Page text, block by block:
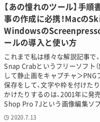
【あの憧れのツール】手順
事の作成に必携！Macの
Windowsの
ールの導入と使い方
これまで私は様々な解説記事で
Snap Crabというフリーソフト（
して静止画をキャプチャ＞PNG
保存をして、文字や枠を付けた
かけたりするのは、2001年に発
Shop Pro 7Jという画像編集ソフ
2020.7.13